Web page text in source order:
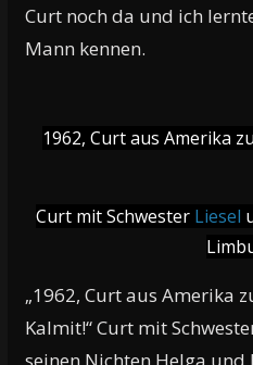
Curt noch da und ich
Mann kennen.
1962, Curt aus Amerika
Curt mit Schwester Liesel
„1962, Curt aus Amerika
Kalmit!“ Curt mit